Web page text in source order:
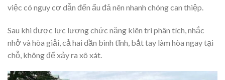
việc có nguy cơ dẫn đến ẩu đả nên nhanh chóng can thiệp.
Sau khi được lực lượng chức năng kiên trì phân tích, nhắc
nhở và hòa giải, cả hai dần bình tĩnh, bắt tay làm hòa ngay tại
chỗ, không để xảy ra xô xát.